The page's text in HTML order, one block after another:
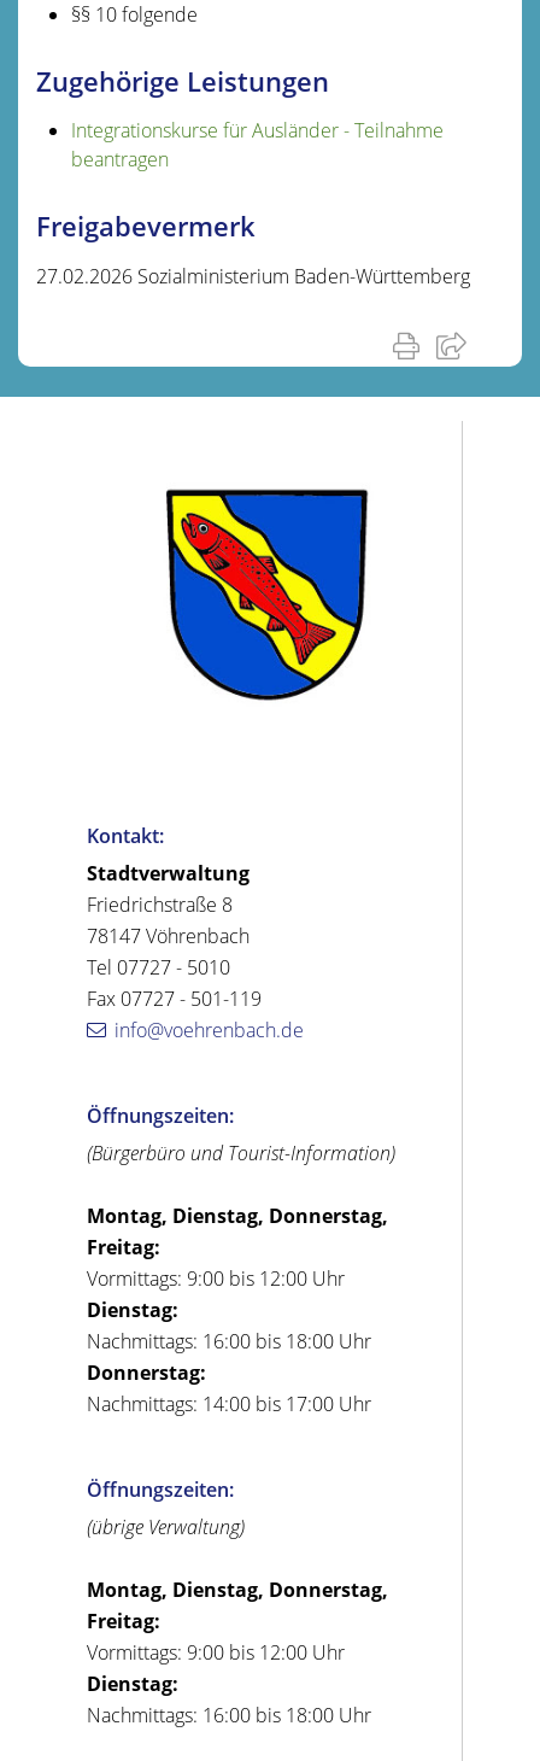
§§ 10 folgende
Zugehörige Leistungen
Integrationskurse für Ausländer - Teilnahme
beantragen
Freigabevermerk
27.02.2026 Sozialministerium Baden-Württemberg
Kontakt:
Stadtverwaltung
Friedrichstraße 8
78147 Vöhrenbach
Tel 07727 - 5010
Fax 07727 - 501-119
info@voehrenbach.de
Öffnungszeiten:
(Bürgerbüro und Tourist-Information)
Montag, Dienstag, Donnerstag,
Freitag:
Vormittags: 9:00 bis 12:00 Uhr
Dienstag:
Nachmittags: 16:00 bis 18:00 Uhr
Donnerstag:
Nachmittags: 14:00 bis 17:00 Uhr
Öffnungszeiten:
(übrige Verwaltung)
Montag, Dienstag, Donnerstag,
Freitag:
Vormittags: 9:00 bis 12:00 Uhr
Dienstag:
Nachmittags: 16:00 bis 18:00 Uhr